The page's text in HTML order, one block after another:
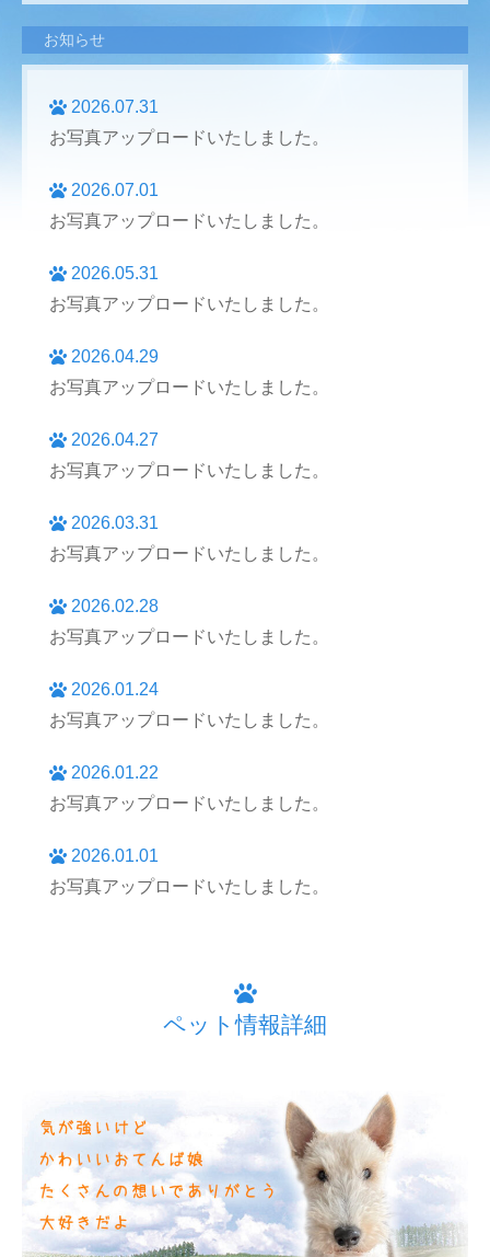
お知らせ
2026.07.31
お写真アップロードいたしました。
2026.07.01
お写真アップロードいたしました。
2026.05.31
お写真アップロードいたしました。
2026.04.29
お写真アップロードいたしました。
2026.04.27
お写真アップロードいたしました。
2026.03.31
お写真アップロードいたしました。
2026.02.28
お写真アップロードいたしました。
2026.01.24
お写真アップロードいたしました。
2026.01.22
お写真アップロードいたしました。
2026.01.01
お写真アップロードいたしました。
ペット情報詳細